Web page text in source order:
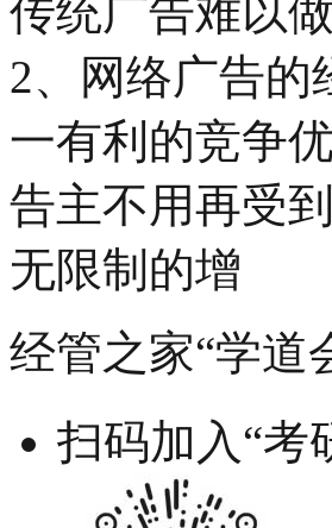
传统广告难以做
2、网络广告的
一有利的竞争
告主不用再受
无限制的增
经管之家“学道
扫码加入“考